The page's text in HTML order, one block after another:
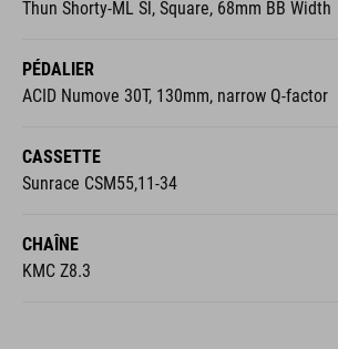
Thun Shorty-ML Sl, Square, 68mm BB Width
PÉDALIER
ACID Numove 30T, 130mm, narrow Q-factor
CASSETTE
Sunrace CSM55,11-34
CHAÎNE
KMC Z8.3